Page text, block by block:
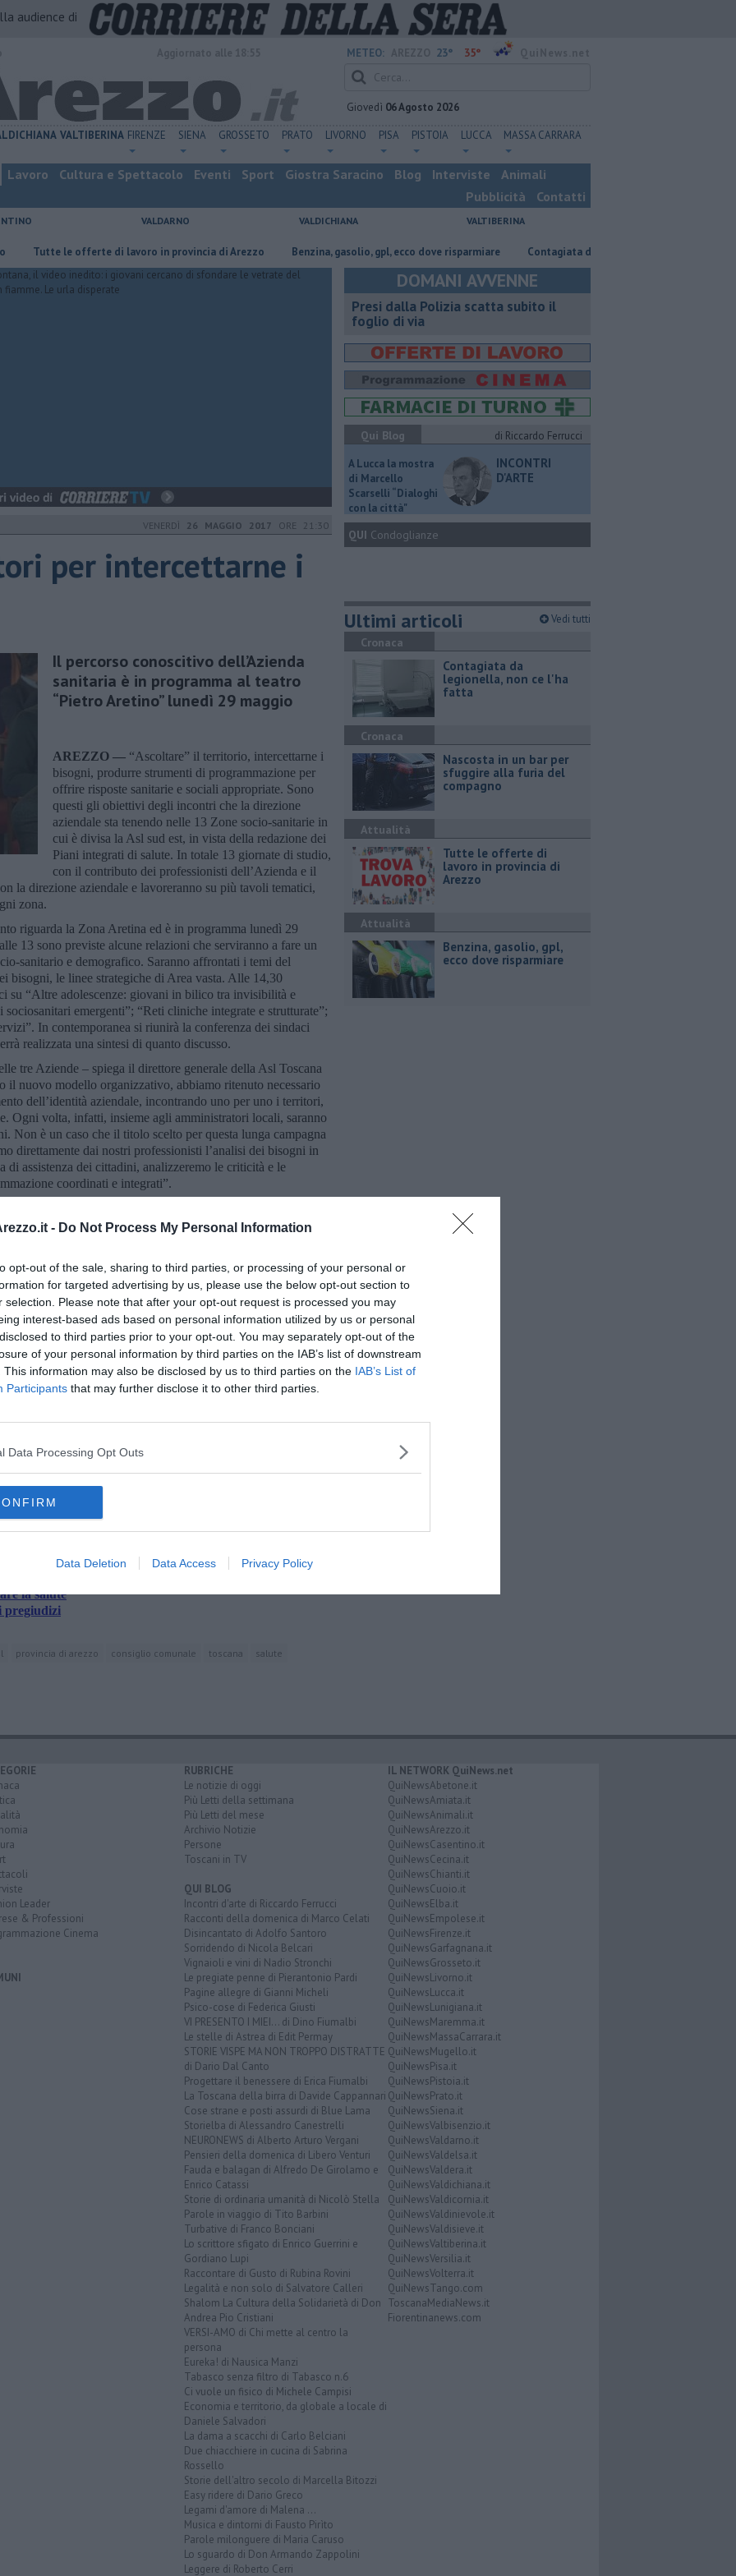
- Do Not Process My Personal Information
opt-out of the sale, sharing to third parties, or processing of your personal or
for targeted advertising by us, please use the below opt-out section to
selection. Please note that after your opt-out request is processed you may
interest-based ads based on personal information utilized by us or personal
to third parties prior to your opt-out. You may separately opt-out of the
of your personal information by third parties on the IAB’s list of downstream
This information may also be disclosed by us to third parties on the IAB’s List of
Participants that may further disclose it to other third parties.
Data Processing Opt Outs
Data Deletion Data Access Privacy Policy
audience di
METEO: 23° 35°
Giovedì 06 Agosto 2026
VALTIBERINA FIRENZE SIENA GROSSETO PRATO LIVORNO PISA PISTOIA LUCCA MASSA CARRARA
Lavoro Cultura e Spettacolo Eventi Sport Giostra Saracino Blog Interviste
Animali
Pubblicità
Contatti
VALDARNO VALDICHIANA VALTIBERINA
le offerte di lavoro in provincia di Arezzo ​Benzina, gasolio, gpl, ecco dove risparmiare Contagiata da legionella, non ce l'ha fatta
VENERDÌ 26 MAGGIO 2017 ORE 21:30
per intercettarne i
Il percorso conoscitivo dell’Azienda
sanitaria è in programma al teatro
“Pietro Aretino” lunedì 29 maggio
AREZZO — “Ascoltare” il territorio, intercettarne i
bisogni, produrre strumenti di programmazione per
offrire risposte sanitarie e sociali appropriate. Sono
questi gli obiettivi degli incontri che la direzione
aziendale sta tenendo nelle 13 Zone socio-sanitarie in
cui è divisa la Asl sud est, in vista della redazione dei
Piani integrati di salute. In totale 13 giornate di studio,
con il contributo dei professionisti dell’Azienda e il
la direzione aziendale e lavoreranno su più tavoli tematici,
zona.
riguarda la Zona Aretina ed è in programma lunedì 29
13 sono previste alcune relazioni che serviranno a fare un
sanitario e demografico. Saranno affrontati i temi del
bisogni, le linee strategiche di Area vasta. Alle 14,30
su “Altre adolescenze: giovani in bilico tra invisibilità e
emergenti”; “Reti cliniche integrate e strutturate”;
In contemporanea si riunirà la conferenza dei sindaci
realizzata una sintesi di quanto discusso.
tre Aziende – spiega il direttore generale della Asl Toscana
il nuovo modello organizzativo, abbiamo ritenuto necessario
dell’identità aziendale, incontrando uno per uno i territori,
Ogni volta, infatti, insieme agli amministratori locali, saranno
Non è un caso che il titolo scelto per questa lunga campagna
direttamente dai nostri professionisti l’analisi dei bisogni in
di assistenza dei cittadini, analizzeremo le criticità e le
coordinati e integrati”.
che definisce gli obiettivi di salute e benessere, i
Zona socio-sanitaria della Toscana. Previsto dalla normativa
individuate dal Piano sociale e sanitario integrato regionale
di salute (dati demografici, sociali, sanitari e ambientali),
in una zona ha di sé, del proprio stato di salute e del
Savino, Subbiano, Capolona, Castiglion Fibocchie Civitella
iscriviti allaNewsletter QUInews - ToscanaMedia.
nella tua casella di posta.
Donato"
la salute
pregiudizi
provincia di arezzo consiglio comunale toscana
salute
DOMANI AVVENNE
Presi dalla Polizia scatta subito il
foglio di via
Qui Blog
di Riccardo Ferrucci
A Lucca la mostra
di Marcello
Scarselli “Dialoghi
con la città"
INCONTRI
D'ARTE
QUI Condoglianze
Ultimi articoli Vedi tutti
Cronaca
Contagiata da
legionella, non ce l'ha
fatta
Cronaca
Nascosta in un bar per
sfuggire alla furia del
compagno
Attualità
​Tutte le offerte di
lavoro in provincia di
Arezzo
Attualità
​Benzina, gasolio, gpl,
ecco dove risparmiare
Leader
& Professioni
Cinema
RUBRICHE
Le notizie di oggi
Più Letti della settimana
Più Letti del mese
Archivio Notizie
Persone
Toscani in TV
QUI BLOG
Incontri d'arte di Riccardo Ferrucci
Racconti della domenica di Marco Celati
Disincantato di Adolfo Santoro
Sorridendo di Nicola Belcari
Vignaioli e vini di Nadio Stronchi
Le pregiate penne di Pierantonio Pardi
Pagine allegre di Gianni Micheli
Psico-cose di Federica Giusti
VI PRESENTO I MIEI... di Dino Fiumalbi
Le stelle di Astrea di Edit Permay
STORIE VISPE MA NON TROPPO DISTRATTE
di Dario Dal Canto
Progettare il benessere di Erica Fiumalbi
La Toscana della birra di Davide Cappannari
Cose strane e posti assurdi di Blue Lama
Storielba di Alessandro Canestrelli
NEURONEWS di Alberto Arturo Vergani
Pensieri della domenica di Libero Venturi
Fauda e balagan di Alfredo De Girolamo e
Enrico Catassi
Storie di ordinaria umanità di Nicolò Stella
Parole in viaggio di Tito Barbini
Turbative di Franco Bonciani
Lo scrittore sfigato di Enrico Guerrini e
Gordiano Lupi
Raccontare di Gusto di Rubina Rovini
Legalità e non solo di Salvatore Calleri
Shalom La Cultura della Solidarietà di Don
Andrea Pio Cristiani
VERSI-AMO di Chi mette al centro la
persona
Eureka! di Nausica Manzi
Tabasco senza filtro di Tabasco n.6
Ci vuole un fisico di Michele Campisi
Economia e territorio, da globale a locale di
Daniele Salvadori
La dama a scacchi di Carlo Belciani
Due chiacchiere in cucina di Sabrina
Rossello
Storie dell'altro secolo di Marcella Bitozzi
Easy ridere di Dario Greco
Legami d'amore di Malena ...
Musica e dintorni di Fausto Pirìto
Parole milonguere di Maria Caruso
Lo sguardo di Don Armando Zappolini
Leggere di Roberto Cerri
IL NETWORK QuiNews.net
QuiNewsAbetone.it
QuiNewsAmiata.it
QuiNewsAnimali.it
QuiNewsArezzo.it
QuiNewsCasentino.it
QuiNewsCecina.it
QuiNewsChianti.it
QuiNewsCuoio.it
QuiNewsElba.it
QuiNewsEmpolese.it
QuiNewsFirenze.it
QuiNewsGarfagnana.it
QuiNewsGrosseto.it
QuiNewsLivorno.it
QuiNewsLucca.it
QuiNewsLunigiana.it
QuiNewsMaremma.it
QuiNewsMassaCarrara.it
QuiNewsMugello.it
QuiNewsPisa.it
QuiNewsPistoia.it
QuiNewsPrato.it
QuiNewsSiena.it
QuiNewsValbisenzio.it
QuiNewsValdarno.it
QuiNewsValdelsa.it
QuiNewsValdera.it
QuiNewsValdichiana.it
QuiNewsValdicornia.it
QuiNewsValdinievole.it
QuiNewsValdisieve.it
QuiNewsValtiberina.it
QuiNewsVersilia.it
QuiNewsVolterra.it
QuiNewsTango.com
ToscanaMediaNews.it
Fiorentinanews.com